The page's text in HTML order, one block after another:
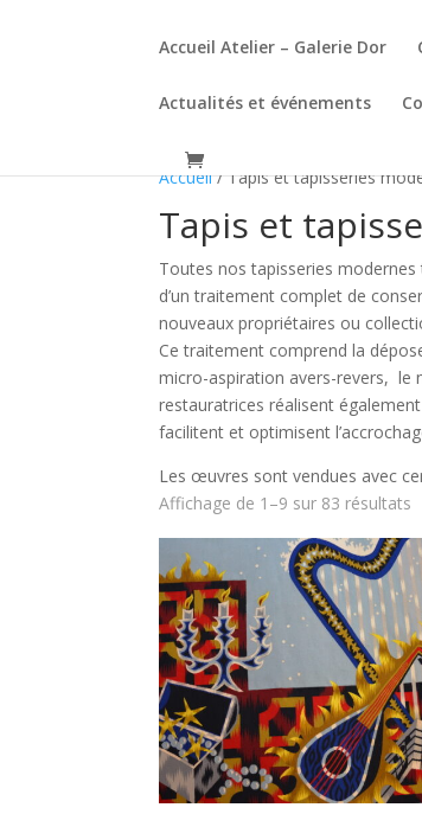
Accueil Atelier – Galerie Dor
Actualités et événements
Accueil/ Tapis et tapisseries
Tapis et
Toutes nos tapisseries
d’un traitement complet de
nouveaux propriétaires ou
Ce traitement comprend la
micro-aspiration avers-revers, le
restauratrices réalisent
facilitent et optimisent
Les œuvres sont vendues avec
Affichage de 1–9 sur 83 résultats